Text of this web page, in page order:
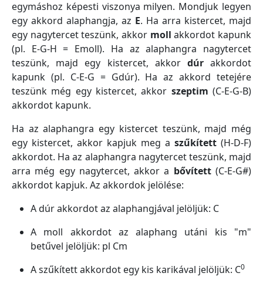
egymáshoz képesti viszonya milyen. Mondjuk legyen
egy akkord alaphangja, az E. Ha arra kistercet, majd
egy nagytercet teszünk, akkor mollakkordot kapunk
(pl. E-G-H = Emoll). Ha az alaphangra nagytercet
teszünk, majd egy kistercet, akkor dúrakkordot
kapunk (pl. C-E-G = Gdúr). Ha az akkord tetejére
teszünk még egy kistercet, akkor szeptim(C-E-G-B)
akkordot kapunk.
Ha az alaphangra egy kistercet teszünk, majd még
egy kistercet, akkor kapjuk meg a szűkített (H-D-F)
akkordot. Ha az alaphangra nagytercet teszünk, majd
arra még egy nagytercet, akkor a bővített(C-E-G#)
akkordot kapjuk. Az akkordok jelölése:
A dúr akkordot az alaphangjával jelöljük: C
A moll akkordot az alaphang utáni kis "m"
betűvel jelöljük: pl Cm
A szűkített akkordot egy kis karikával jelöljük: C0